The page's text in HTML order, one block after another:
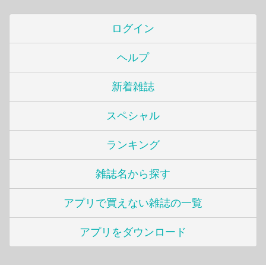
ログイン
ヘルプ
新着雑誌
スペシャル
ランキング
雑誌名から探す
アプリで買えない雑誌の一覧
アプリをダウンロード